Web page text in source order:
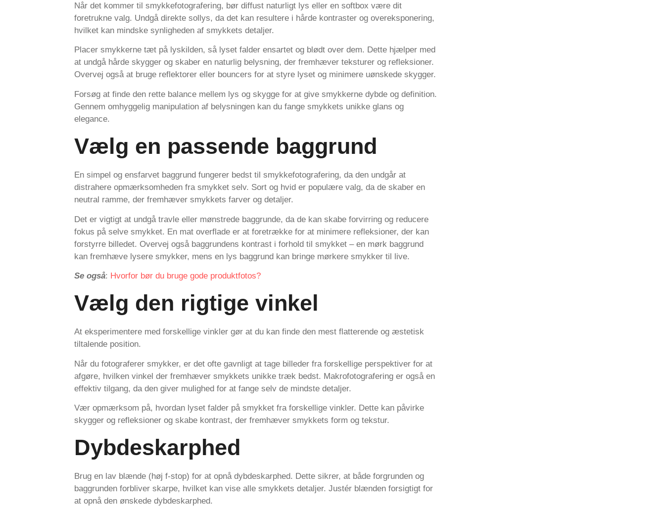
Når det kommer til smykkefotografering, bør diffust naturligt lys eller en softbox være dit
foretrukne valg. Undgå direkte sollys, da det kan resultere i hårde kontraster og overeksponering,
hvilket kan mindske synligheden af smykkets detaljer.
Placer smykkerne tæt på lyskilden, så lyset falder ensartet og blødt over dem. Dette hjælper med
at undgå hårde skygger og skaber en naturlig belysning, der fremhæver teksturer og refleksioner.
Overvej også at bruge reflektorer eller bouncers for at styre lyset og minimere uønskede skygger.
Forsøg at finde den rette balance mellem lys og skygge for at give smykkerne dybde og definition.
Gennem omhyggelig manipulation af belysningen kan du fange smykkets unikke glans og
elegance.
Vælg en passende baggrund
En simpel og ensfarvet baggrund fungerer bedst til smykkefotografering, da den undgår at
distrahere opmærksomheden fra smykket selv. Sort og hvid er populære valg, da de skaber en
neutral ramme, der fremhæver smykkets farver og detaljer.
Det er vigtigt at undgå travle eller mønstrede baggrunde, da de kan skabe forvirring og reducere
fokus på selve smykket. En mat overflade er at foretrække for at minimere refleksioner, der kan
forstyrre billedet. Overvej også baggrundens kontrast i forhold til smykket – en mørk baggrund
kan fremhæve lysere smykker, mens en lys baggrund kan bringe mørkere smykker til live.
Se også: Hvorfor bør du bruge gode produktfotos?
Vælg den rigtige vinkel
At eksperimentere med forskellige vinkler gør at du kan finde den mest flatterende og æstetisk
tiltalende position.
Når du fotograferer smykker, er det ofte gavnligt at tage billeder fra forskellige perspektiver for at
afgøre, hvilken vinkel der fremhæver smykkets unikke træk bedst. Makrofotografering er også en
effektiv tilgang, da den giver mulighed for at fange selv de mindste detaljer.
Vær opmærksom på, hvordan lyset falder på smykket fra forskellige vinkler. Dette kan påvirke
skygger og refleksioner og skabe kontrast, der fremhæver smykkets form og tekstur.
Dybdeskarphed
Brug en lav blænde (høj f-stop) for at opnå dybdeskarphed. Dette sikrer, at både forgrunden og
baggrunden forbliver skarpe, hvilket kan vise alle smykkets detaljer. Justér blænden forsigtigt for
at opnå den ønskede dybdeskarphed.